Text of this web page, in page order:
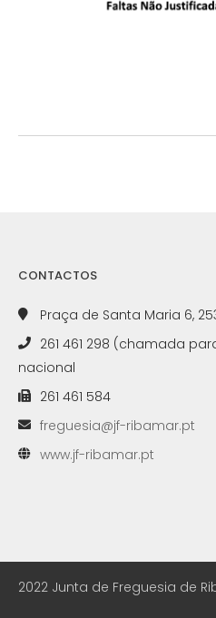
CONTACTOS
Praça de Santa Maria 6,
261 461 298 (chamada
nacional
261 461 584
freguesia@jf-ribamar.pt
www.jf-ribamar.pt
2022 Junta de Freguesia de